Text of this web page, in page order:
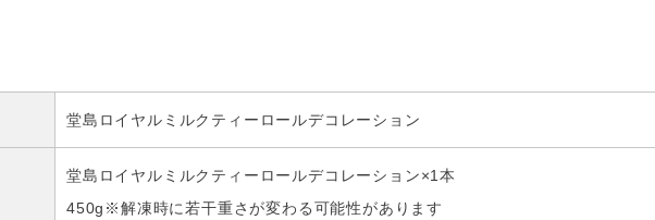
堂島ロイヤルミルクティーロールデコレーション
堂島ロイヤルミルクティーロールデコレーション×1本
450g※解凍時に若干重さが変わる可能性があります